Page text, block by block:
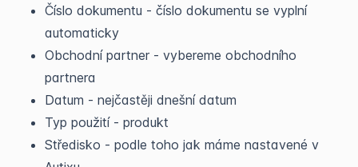
Číslo dokumentu - číslo dokumentu se vyplní
automaticky
Obchodní partner - vybereme obchodního
partnera
Datum - nejčastěji dnešní datum
Typ použití - produkt
Středisko - podle toho jak máme nastavené v